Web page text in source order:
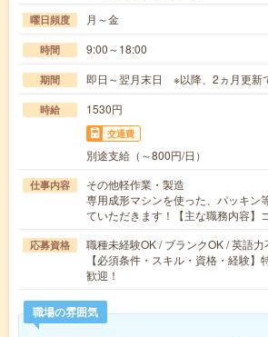
曜日頻度 月～金
時間 9:00～18:00
期間 即日～翌月末日 ※以降、2ヵ月更新
時給 1530円
交通費
別途支給（～800円/日）
仕事内容
その他軽作業・製造
専用成形マシンを使った、パッキン
ていただきます！【主な職務内容】
応募資格
職種未経験OK / ブランクOK / 英語力
【必須条件・スキル・資格・経験】
歓迎！
職場の雰囲気